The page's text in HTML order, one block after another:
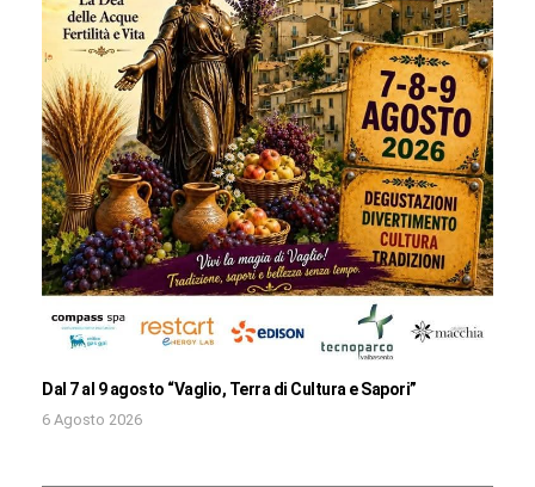
Dal 7 al 9 agosto “Vaglio, Terra di Cultura e Sapori”
6 Agosto 2026